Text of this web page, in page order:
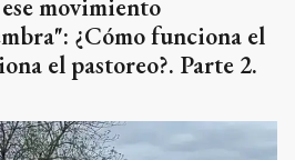
movimiento
¿Cómo funciona el
el pastoreo?. Parte 2.